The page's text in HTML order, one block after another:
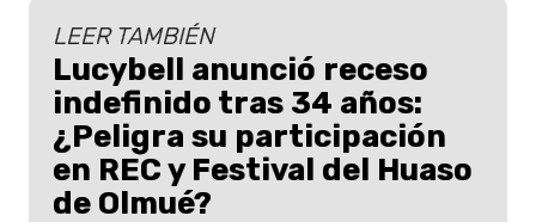
LEER TAMBIÉN
Lucybell anunció receso
indefinido tras 34 años:
¿Peligra su participación
en REC y Festival del Huaso
de Olmué?